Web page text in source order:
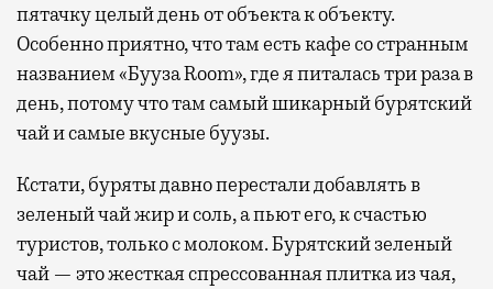
пятачку целый день от объекта к объекту.
Особенно приятно, что там есть кафе со странным
названием «Бууза Room», где я питалась три раза в
день, потому что там самый шикарный бурятский
чай и самые вкусные буузы.
Кстати, буряты давно перестали добавлять в
зеленый чай жир и соль, а пьют его, к счастью
туристов, только с молоком. Бурятский зеленый
чай — это жесткая спрессованная плитка из чая,